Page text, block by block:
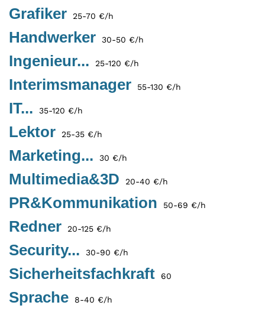
Grafiker 25-70 €/h
Handwerker 30-50 €/h
Ingenieur... 25-120 €/h
Interimsmanager 55-130 €/h
IT... 35-120 €/h
Lektor 25-35 €/h
Marketing... 30 €/h
Multimedia&3D 20-40 €/h
PR&Kommunikation 50-69 €/h
Redner 20-125 €/h
Security... 30-90 €/h
Sicherheitsfachkraft 60
Sprache 8-40 €/h